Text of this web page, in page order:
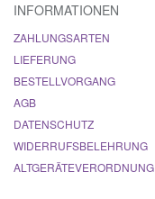
INFORMATIONEN
ZAHLUNGSARTEN
LIEFERUNG
BESTELLVORGANG
AGB
DATENSCHUTZ
WIDERRUFSBELEHRUNG
ALTGERÄTEVERORDNUNG